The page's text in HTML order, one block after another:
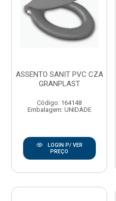
ASSENTO SANIT PVC CZA
GRANPLAST
Código: 164148
Embalagem: UNIDADE
LOGIN P/ VER
PREÇO